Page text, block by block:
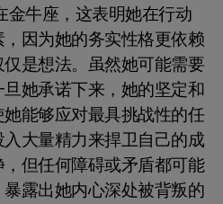
金牛座，这表明她在行动
因为她的务实性格更依赖
是想法。虽然她可能需要
她承诺下来，她的坚定和
能够应对最具挑战性的任
大量精力来捍卫自己的成
但任何障碍或矛盾都可能
露出她内心深处被背叛的